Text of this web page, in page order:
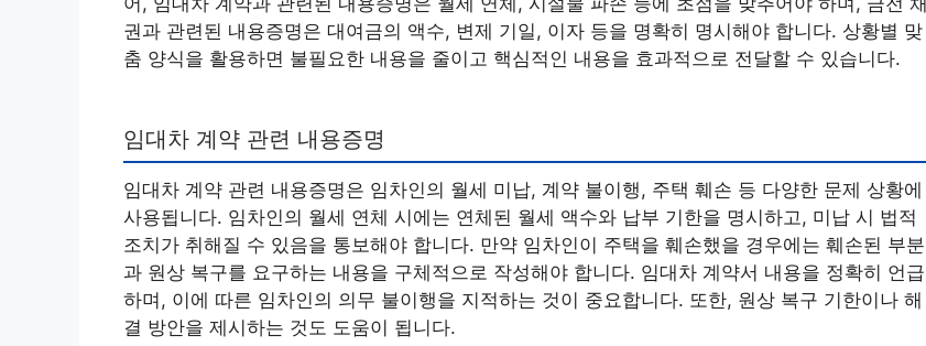
권과 관련된 내용증명은 대여금의 액수, 변제 기일, 이자 등을 명확히 명시해야 합니다. 상황별 맞
춤 양식을 활용하면 불필요한 내용을 줄이고 핵심적인 내용을 효과적으로 전달할 수 있습니다.
임대차 계약 관련 내용증명
임대차 계약 관련 내용증명은 임차인의 월세 미납, 계약 불이행, 주택 훼손 등 다양한 문제 상황에
사용됩니다. 임차인의 월세 연체 시에는 연체된 월세 액수와 납부 기한을 명시하고, 미납 시 법적
조치가 취해질 수 있음을 통보해야 합니다. 만약 임차인이 주택을 훼손했을 경우에는 훼손된 부분
과 원상 복구를 요구하는 내용을 구체적으로 작성해야 합니다. 임대차 계약서 내용을 정확히 언급
하며, 이에 따른 임차인의 의무 불이행을 지적하는 것이 중요합니다. 또한, 원상 복구 기한이나 해
결 방안을 제시하는 것도 도움이 됩니다.